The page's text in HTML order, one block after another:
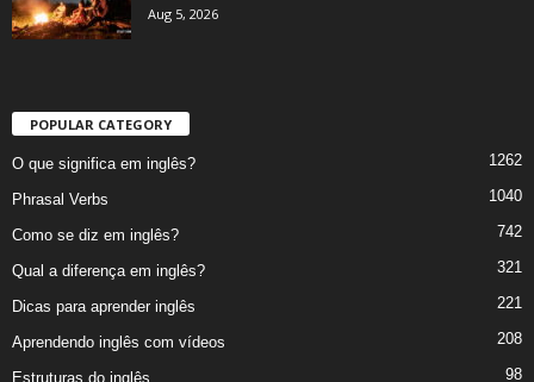
Aug 5, 2026
POPULAR CATEGORY
O que significa em inglês? 1262
Phrasal Verbs 1040
Como se diz em inglês? 742
Qual a diferença em inglês? 321
Dicas para aprender inglês 221
Aprendendo inglês com vídeos 208
Estruturas do inglês 98